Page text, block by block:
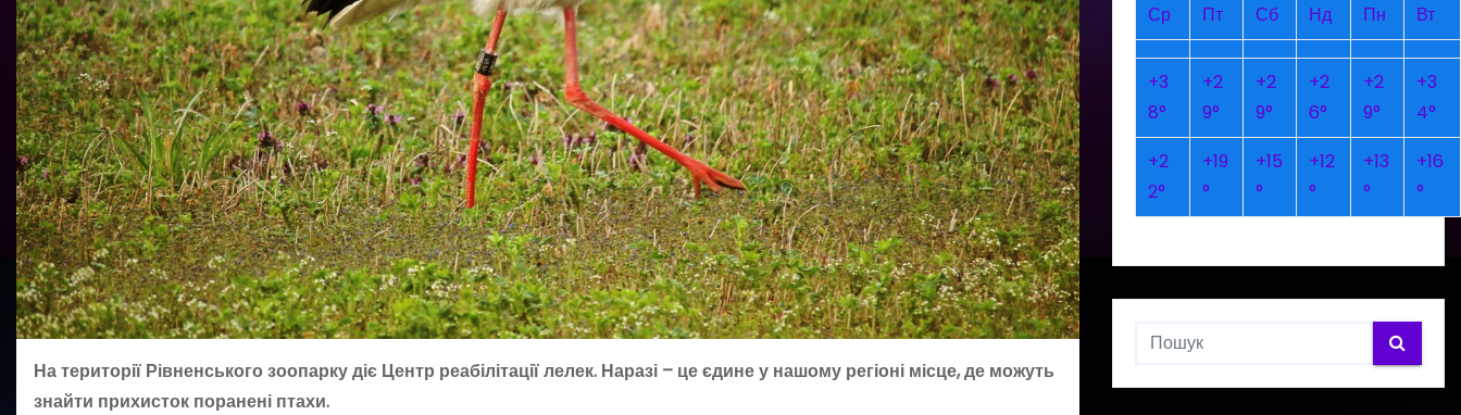
На території Рівненського зоопарку діє Центр реабілітації лелек. Наразі – це єдине у нашому регіоні місце, де можуть
знайти прихисток поранені птахи.
Ср
Пт Сб Нд Пн Вт
+3
8°
+2
9°
+2
9°
+2
6°
+2
9°
+3
4°
+2
2°
+19
°
+15
°
+12
°
+13
°
+16
°